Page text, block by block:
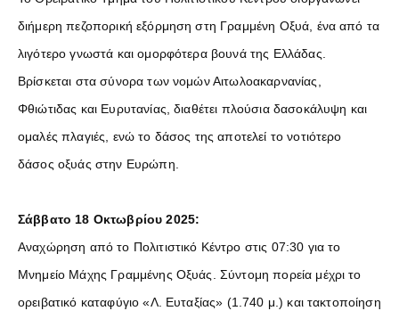
διήμερη πεζοπορική εξόρμηση στη Γραμμένη Οξυά, ένα από τα
λιγότερο γνωστά και ομορφότερα βουνά της Ελλάδας.
Βρίσκεται στα σύνορα των νομών Αιτωλοακαρνανίας,
Φθιώτιδας και Ευρυτανίας, διαθέτει πλούσια δασοκάλυψη και
ομαλές πλαγιές, ενώ το δάσος της αποτελεί το νοτιότερο
δάσος οξυάς στην Ευρώπη.
Σάββατο 18 Οκτωβρίου 2025:
Αναχώρηση από το Πολιτιστικό Κέντρο στις 07:30 για το
Μνημείο Μάχης Γραμμένης Οξυάς. Σύντομη πορεία μέχρι το
ορειβατικό καταφύγιο «Λ. Ευταξίας» (1.740 μ.) και τακτοποίηση